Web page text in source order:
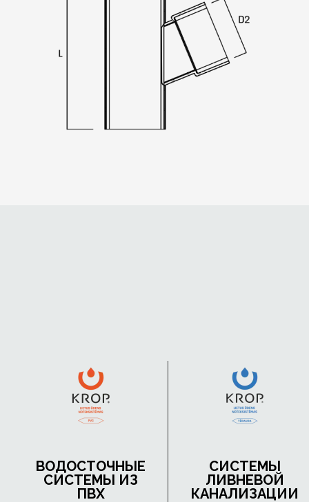
ВОДОСТОЧНЫЕ
СИСТЕМЫ ИЗ
ПВХ
СИСТЕМЫ
ЛИВНЕВОЙ
КАНАЛИЗАЦИИ